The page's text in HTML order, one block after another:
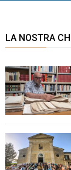
LA NOSTRA